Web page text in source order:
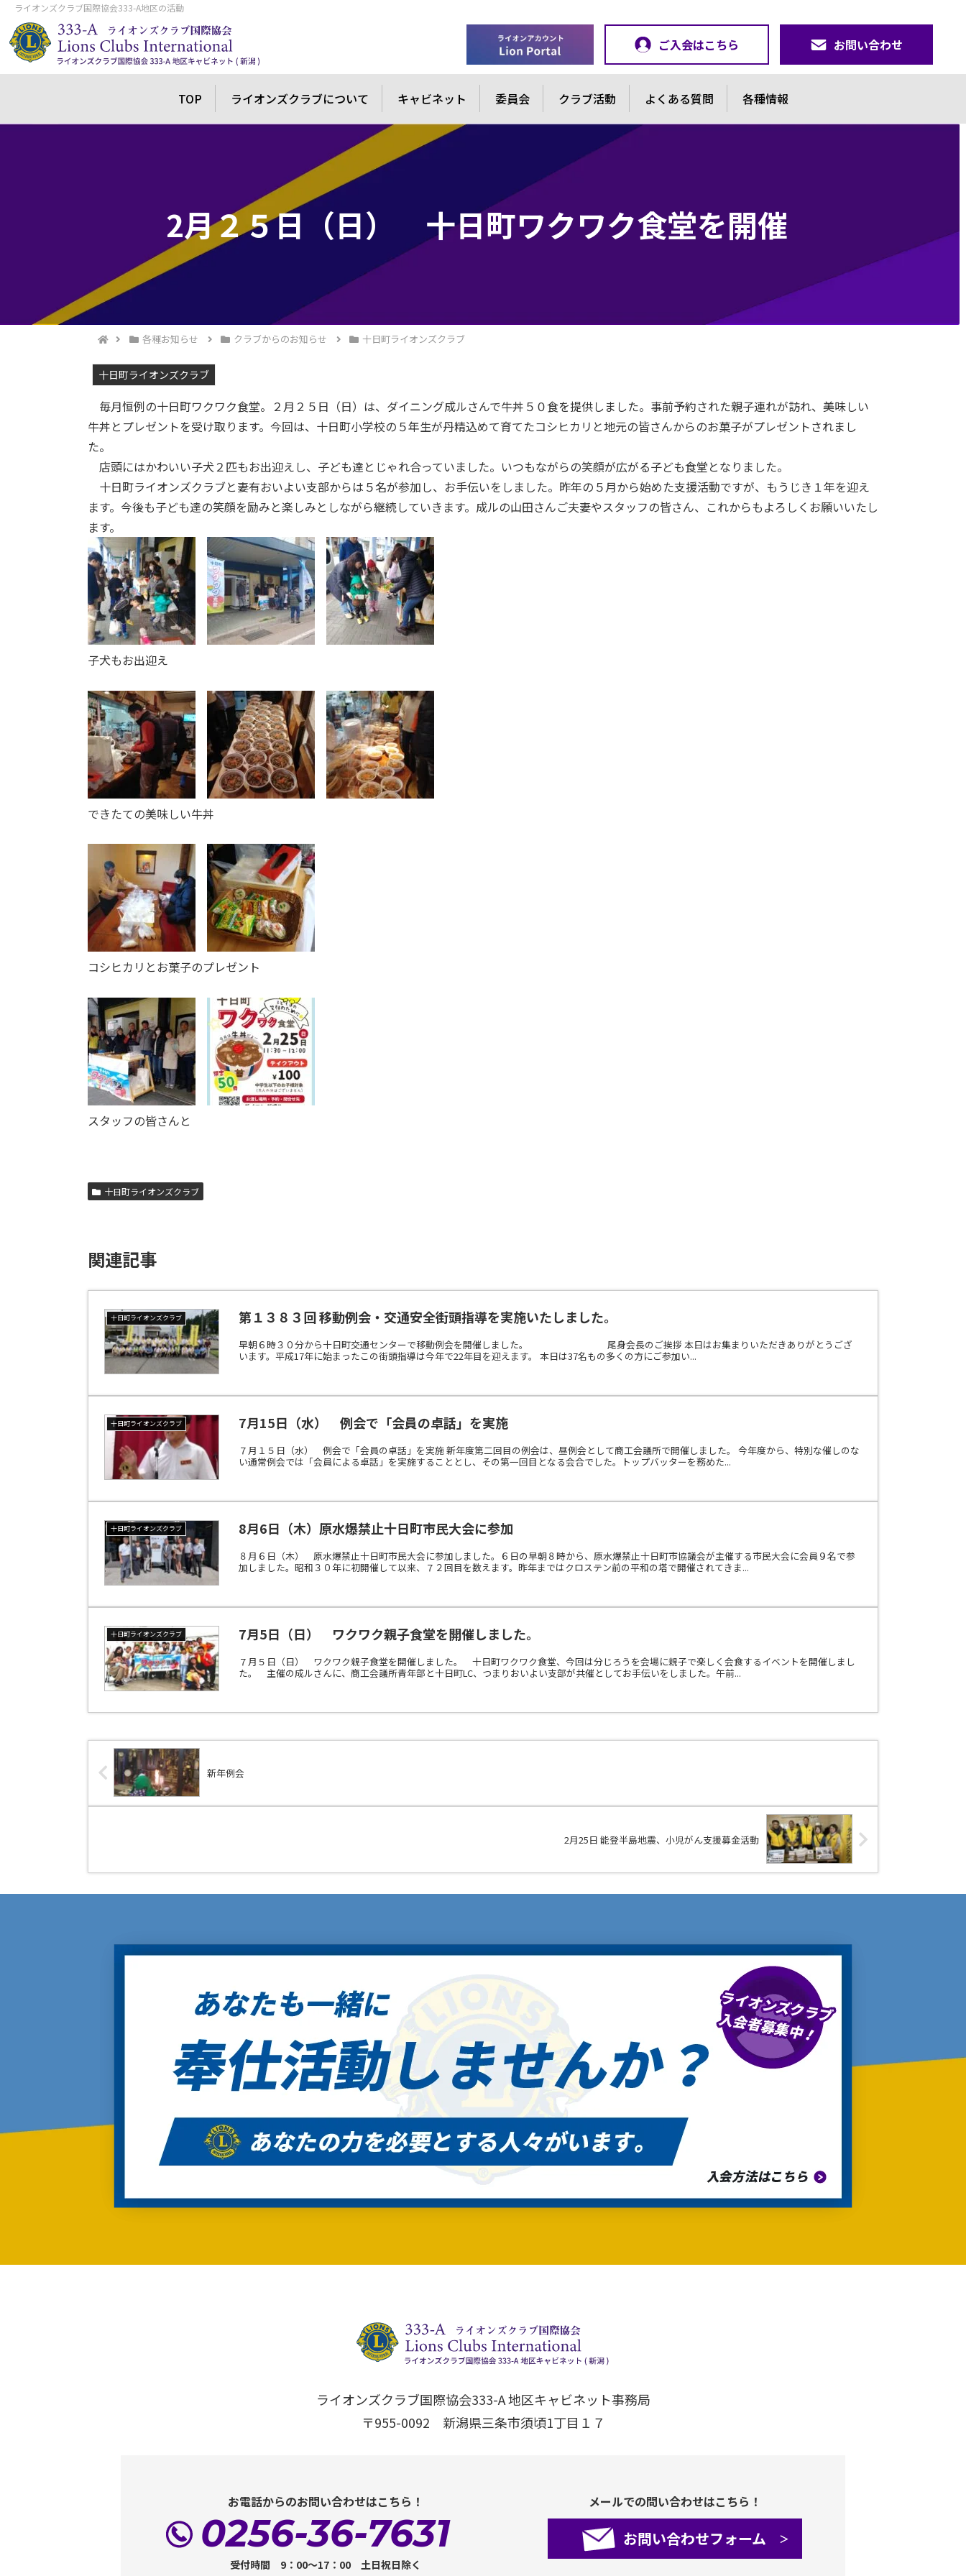
ライオンズクラブ国際協会333-A地区の活動
ご入会はこちら お問い合わせ
TOP ライオンズクラブについて キャビネット 委員会 クラブ活動 よくある質問 各種情報
2月２５日（日） 十日町ワクワク食堂を開催
各種お知らせ クラブからのお知らせ 十日町ライオンズクラブ
十日町ライオンズクラブ
毎月恒例の十日町ワクワク食堂。２月２５日（日）は、ダイニング成ルさんで牛丼５０食を提供しました。事前予約された親子連れが訪れ、美味しい
牛丼とプレゼントを受け取ります。今回は、十日町小学校の５年生が丹精込めて育てたコシヒカリと地元の皆さんからのお菓子がプレゼントされまし
た。
店頭にはかわいい子犬２匹もお出迎えし、子ども達とじゃれ合っていました。いつもながらの笑顔が広がる子ども食堂となりました。
十日町ライオンズクラブと妻有おいよい支部からは５名が参加し、お手伝いをしました。昨年の５月から始めた支援活動ですが、もうじき１年を迎え
ます。今後も子ども達の笑顔を励みと楽しみとしながら継続していきます。成ルの山田さんご夫妻やスタッフの皆さん、これからもよろしくお願いいたし
ます。
子犬もお出迎え
できたての美味しい牛丼
コシヒカリとお菓子のプレゼント
スタッフの皆さんと
十日町ライオンズクラブ
関連記事
十日町ライオンズクラブ 第１３８３回 移動例会・交通安全街頭指導を実施いたしました。
早朝６時３０分から十日町交通センターで移動例会を開催しました。 尾身会長のご挨拶 本日はお集まりいただきありがとうござ
います。平成17年に始まったこの街頭指導は今年で22年目を迎えます。 本日は37名もの多くの方にご参加い...
十日町ライオンズクラブ 7月15日（水） 例会で「会員の卓話」を実施
７月１５日（水） 例会で「会員の卓話」を実施 新年度第二回目の例会は、昼例会として商工会議所で開催しました。 今年度から、特別な催しのな
い通常例会では「会員による卓話」を実施することとし、その第一回目となる会合でした。トップバッターを務めた...
十日町ライオンズクラブ 8月6日（木）原水爆禁止十日町市民大会に参加
８月６日（木） 原水爆禁止十日町市民大会に参加しました。６日の早朝８時から、原水爆禁止十日町市協議会が主催する市民大会に会員９名で参
加しました。昭和３０年に初開催して以来、７２回目を数えます。昨年まではクロステン前の平和の塔で開催されてきま...
十日町ライオンズクラブ 7月5日（日） ワクワク親子食堂を開催しました。
７月５日（日） ワクワク親子食堂を開催しました。 十日町ワクワク食堂、今回は分じろうを会場に親子で楽しく会食するイベントを開催しまし
た。 主催の成ルさんに、商工会議所青年部と十日町LC、つまりおいよい支部が共催としてお手伝いをしました。午前...
新年例会
2月25日 能登半島地震、小児がん支援募金活動
ライオンズクラブ国際協会333-A 地区キャビネット事務局
〒955-0092 新潟県三条市須頃1丁目１７
お電話からのお問い合わせはこちら！
0256-36-7631
受付時間 9：00～17：00 土日祝日除く
メールでの問い合わせはこちら！
お問い合わせフォーム